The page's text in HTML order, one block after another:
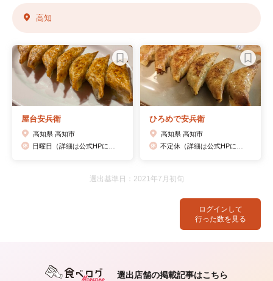
ログインして
行った数を見る
高知
屋台安兵衛
高知県 高知市
ひろめで安兵衛
高知県 高知市
選出基準日：2021年7月初旬
選出店舗の掲載記事はこちら